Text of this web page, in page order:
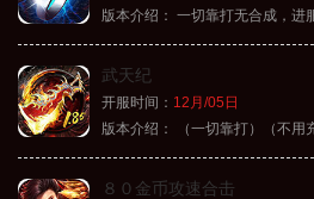
版本介绍： 一切靠打无合成，进服三
武天纪
开服时间： 12月/05日
版本介绍：
（一切靠打）（不用充
８０金币攻速合击